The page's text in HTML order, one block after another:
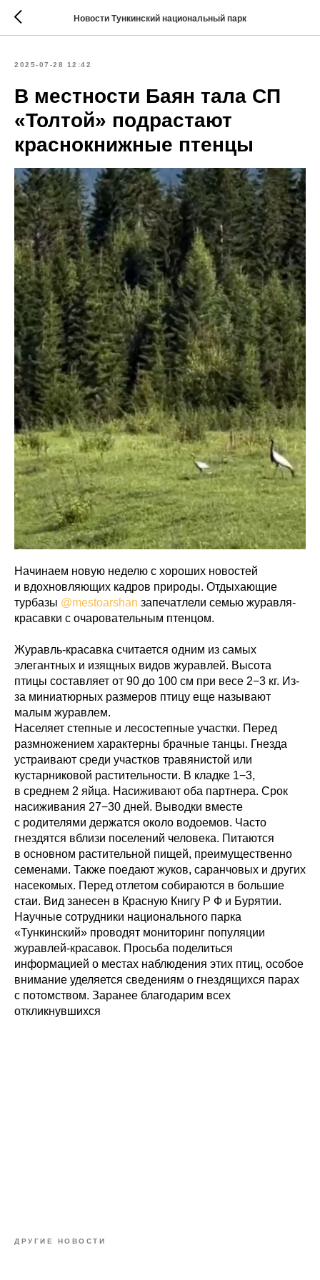
Новости Тункинский национальный парк
2025-07-28 12:42
В местности Баян тала СП
«Толтой» подрастают
краснокнижные птенцы
Начинаем новую неделю с хороших новостей
и вдохновляющих кадров природы. Отдыхающие
турбазы @mestoarshan запечатлели семью журавля-
красавки с очаровательным птенцом.
Журавль-красавка считается одним из самых
элегантных и изящных видов журавлей. Высота
птицы составляет от 90 до 100 см при весе 2−3 кг. Из-
за миниатюрных размеров птицу еще называют
малым журавлем.
Населяет степные и лесостепные участки. Перед
размножением характерны брачные танцы. Гнезда
устраивают среди участков травянистой или
кустарниковой растительности. В кладке 1−3,
в среднем 2 яйца. Насиживают оба партнера. Срок
насиживания 27−30 дней. Выводки вместе
с родителями держатся около водоемов. Часто
гнездятся вблизи поселений человека. Питаются
в основном растительной пищей, преимущественно
семенами. Также поедают жуков, саранчовых и других
насекомых. Перед отлетом собираются в большие
стаи. Вид занесен в Красную Книгу Р Ф и Бурятии.
Научные сотрудники национального парка
«Тункинский» проводят мониторинг популяции
журавлей-красавок. Просьба поделиться
информацией о местах наблюдения этих птиц, особое
внимание уделяется сведениям о гнездящихся парах
с потомством. Заранее благодарим всех
откликнувшихся
ДРУГИЕ НОВОСТИ